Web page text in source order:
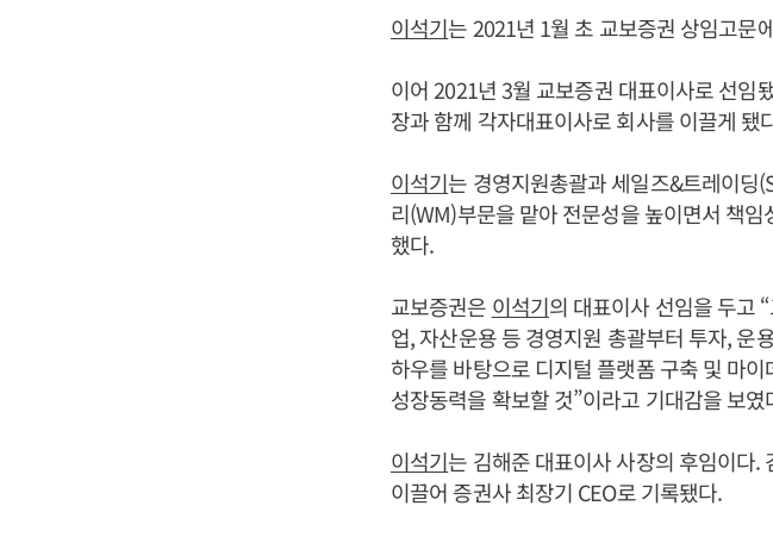
이석기는 2021년 1월 초 교보증권 상임고문
이어 2021년 3월 교보증권 대표이사로 선임
장과 함께 각자대표이사로 회사를 이끌게 됐
이석기는 경영지원총괄과 세일즈&트레이딩
리(WM)부문을 맡아 전문성을 높이면서 책
했다.
교보증권은 이석기의 대표이사 선임을 두고
업, 자산운용 등 경영지원 총괄부터 투자, 운
하우를 바탕으로 디지털 플랫폼 구축 및 마
성장동력을 확보할 것”이라고 기대감을 보였
이석기는 김해준 대표이사 사장의 후임이다
이끌어 증권사 최장기 CEO로 기록됐다.